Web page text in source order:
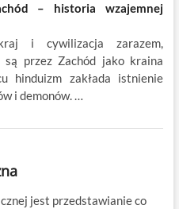
– historia wzajemnej
i cywilizacja zarazem,
są przez Zachód jako kraina
hinduizm zakłada istnienie
i demonów. …
jest przedstawianie co